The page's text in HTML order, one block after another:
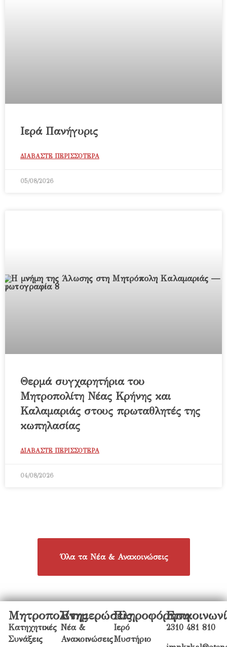
Ιερά Πανήγυρις
ΔΙΑΒΑΣΤΕ ΠΕΡΙΣΣΟΤΕΡΑ
05/08/2026
Θερμά συγχαρητήρια του
Μητροπολίτη Νέας Κρήνης και
Καλαμαριάς στους πρωταθλητές της
κωπηλασίας
ΔΙΑΒΑΣΤΕ ΠΕΡΙΣΣΟΤΕΡΑ
04/08/2026
Όλα τα Νέα & Ανακοινώσεις
Μητροπολίτης
Κατηχητικές
Συνάξεις
Ενημερώσεις
Νέα &
Ανακοινώσεις
Πληροφόρηση
Ιερό
Μυστήριο
2310 481 810